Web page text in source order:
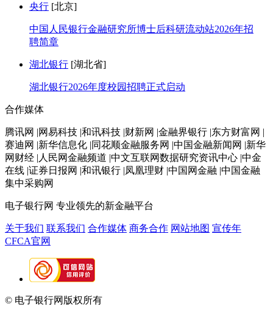
央行 [北京]
中国人民银行金融研究所博士后科研流动站2026年招
聘简章
湖北银行 [湖北省]
湖北银行2026年度校园招聘正式启动
合作媒体
腾讯网 |网易科技 |和讯科技 |财新网 |金融界银行 |东方财富网 |
赛迪网 |新华信息化 |同花顺金融服务网 |中国金融新闻网 |新华
网财经 |人民网金融频道 |中文互联网数据研究资讯中心 |中金
在线 |证券日报网 |和讯银行 |凤凰理财 |中国网金融 |中国金融
集中采购网
电子银行网 专业领先的新金融平台
关于我们 联系我们 合作媒体 商务合作 网站地图 宣传年
CFCA官网
© 电子银行网版权所有